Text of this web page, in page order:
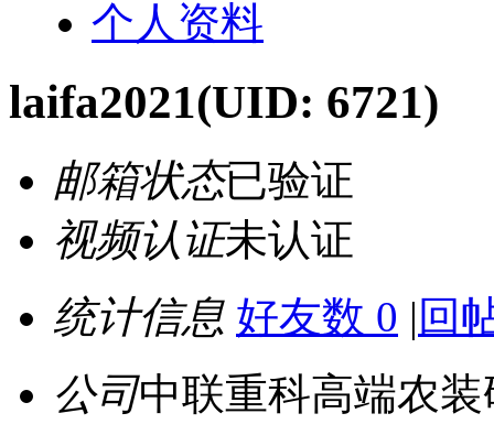
个人资料
laifa2021(UID: 6721)
邮箱状态已验证
视频认证未认证
统计信息 好友数 0 | 回
公司中联重科高端农